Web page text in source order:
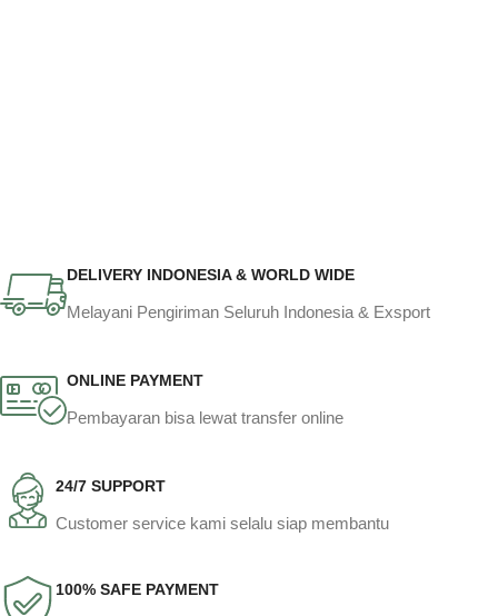
DELIVERY INDONESIA & WORLD WIDE
Melayani Pengiriman Seluruh Indonesia & Exsport
ONLINE PAYMENT
Pembayaran bisa lewat transfer online
24/7 SUPPORT
Customer service kami selalu siap membantu
100% SAFE PAYMENT